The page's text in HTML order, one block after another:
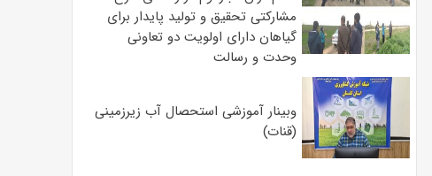
مشارکتی تحقیق و تولید پایدار برای
گیاهان دارای اولویت دو تعاونی
وحدت و رسالت
وبینار آموزشی استحصال آب زیرزمینی
(قنات)